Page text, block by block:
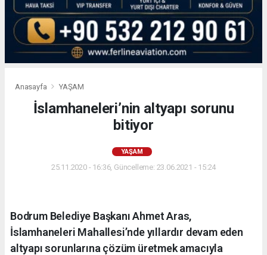
Anasayfa YAŞAM
İslamhaneleri’nin altyapı sorunu
bitiyor
YAŞAM
25.11.2020 - 16:36, Güncelleme: 23.06.2021 - 15:24
Bodrum Belediye Başkanı Ahmet Aras,
İslamhaneleri Mahallesi’nde yıllardır devam eden
altyapı sorunlarına çözüm üretmek amacıyla